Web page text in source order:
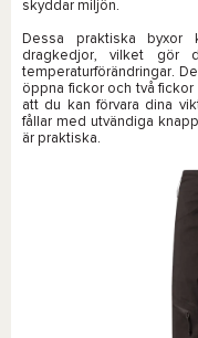
skyddar miljön.
Dessa praktiska byxor
dragkedjor, vilket gör
temperaturförändringar.
öppna fickor och två
att du kan förvara dina
fållar med utvändiga
är praktiska.